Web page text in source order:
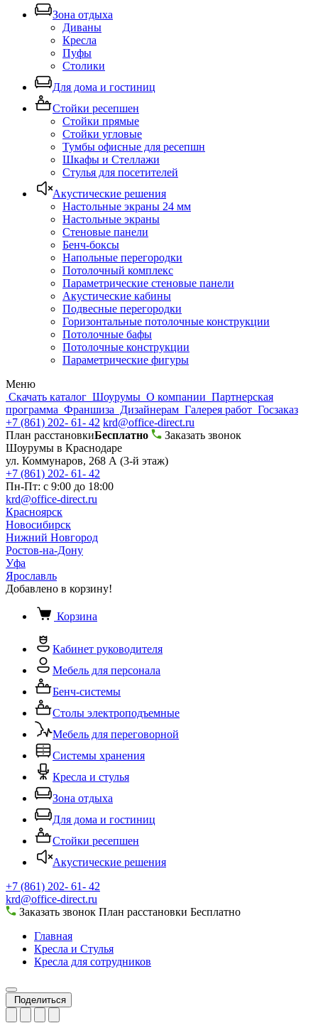
Зона отдыха
Диваны
Кресла
Пуфы
Столики
Для дома и гостиниц
Стойки ресепшен
Стойки прямые
Стойки угловые
Тумбы офисные для ресепшн
Шкафы и Стеллажи
Стулья для посетителей
Акустические решения
Настольные экраны 24 мм
Настольные экраны
Стеновые панели
Бенч-боксы
Напольные перегородки
Потолочный комплекс
Параметрические стеновые панели
Акустические кабины
Подвесные перегородки
Горизонтальные потолочные конструкции
Потолочные бафы
Потолочные конструкции
Параметрические фигуры
Меню
Скачать каталог Шоурумы О компании Партнерская
программа Франшиза Дизайнерам Галерея работ Госзаказ
+7 (861) 202- 61- 42 krd@office-direct.ru
План расстановкиБесплатно
Заказать звонок
Шоурумы в Краснодаре
ул. Коммунаров, 268 А (3-й этаж)
+7 (861) 202- 61- 42
Пн-Пт: с 9:00 до 18:00
krd@office-direct.ru
Красноярск
Новосибирск
Нижний Новгород
Ростов-на-Дону
Уфа
Ярославль
Добавлено в корзину!
Корзина
Кабинет руководителя
Мебель для персонала
Бенч-системы
Столы электроподъемные
Мебель для переговорной
Системы хранения
Кресла и стулья
Зона отдыха
Для дома и гостиниц
Стойки ресепшен
Акустические решения
+7 (861) 202- 61- 42
krd@office-direct.ru
Заказать звонок План расстановки Бесплатно
Главная
Кресла и Стулья
Кресла для сотрудников
Поделиться